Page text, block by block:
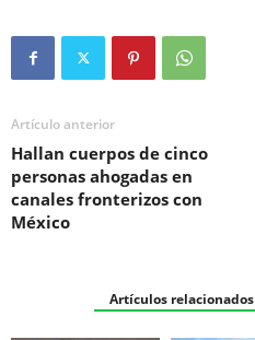
Artículo anterior
Hallan cuerpos de cinco
personas ahogadas en
canales fronterizos con
México
Artículos relacionados